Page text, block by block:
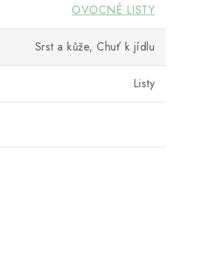
OVOCNÉ LISTY
Srst a kůže, Chuť k jídlu
Listy